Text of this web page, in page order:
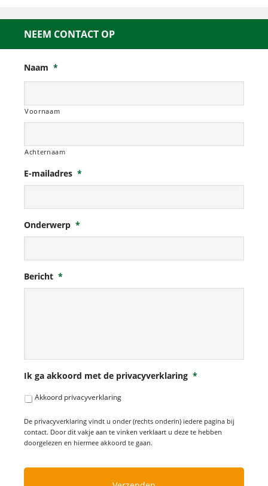
NEEM CONTACT OP
Naam *
Voornaam
Achternaam
E-mailadres *
Onderwerp *
Bericht *
Ik ga akkoord met de privacyverklaring *
Akkoord privacyverklaring
De privacyverklaring vindt u onder (rechts onderin) iedere pagina bij
contact. Door dit vakje aan te vinken verklaart u deze te hebben
doorgelezen en hiermee akkoord te gaan.